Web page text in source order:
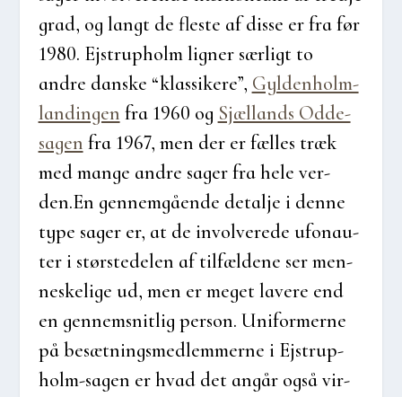
grad, og langt de fle­ste af dis­se er fra før
1980. Ejstrup­holm lig­ner sær­ligt to
andre dan­ske “klas­si­ke­re”, Gyl­den­holm-
lan­din­gen fra 1960 og Sjæl­lands Odde-
sagen fra 1967, men der er fæl­les træk
med man­ge andre sager fra hele ver­
den.En gen­nem­gå­en­de detal­je i den­ne
type sager er, at de invol­ve­re­de ufo­nau­
ter i stør­ste­delen af til­fæl­de­ne ser men­
ne­ske­li­ge ud, men er meget lave­re end
en gen­nem­snit­lig per­son. Uni­for­mer­ne
på besæt­nings­med­lem­mer­ne i Ejstrup­
holm-sagen er hvad det angår også vir­